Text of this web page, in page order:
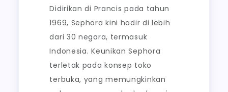
Didirikan di Prancis pada tahun
1969, Sephora kini hadir di lebih
dari 30 negara, termasuk
Indonesia. Keunikan Sephora
terletak pada konsep toko
terbuka, yang memungkinkan